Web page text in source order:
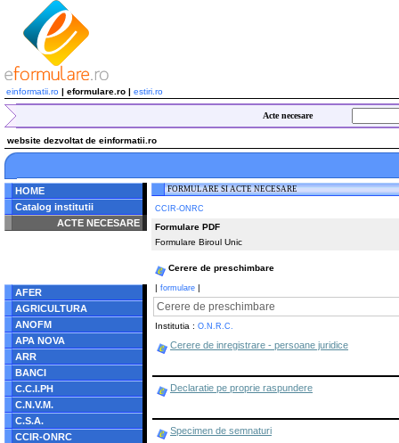
einformatii.ro | eformulare.ro | estiri.ro
Acte necesare
website dezvoltat de einformatii.ro
HOME
Catalog institutii
ACTE NECESARE
/home/eformulare.ro/public_html/navigare/stanga.php
AFER
AGRICULTURA
ANOFM
APA NOVA
ARR
BANCI
C.C.I.PH
C.N.V.M.
C.S.A.
CCIR-ONRC
FORMULARE SI ACTE NECESARE
CCIR-ONRC
Formulare PDF
Formulare Biroul Unic
Cerere de preschimbare
| formulare |
Cerere de preschimbare
Institutia : O.N.R.C.
Cerere de inregistrare - persoane juridice
Declaratie pe proprie raspundere
Specimen de semnaturi